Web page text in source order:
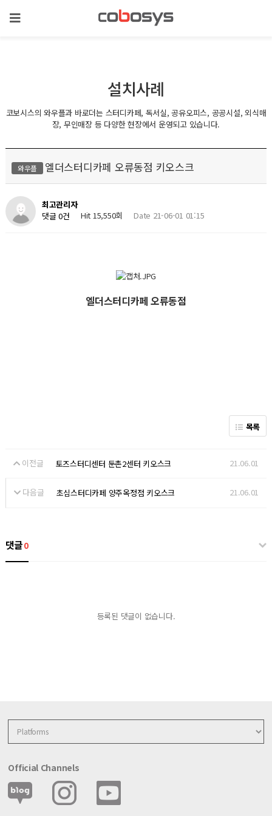
설치사례
코보시스의 와우플과 바로더는 스터디카페, 독서실, 공유오피스, 공공시설, 외식매
장, 무인매장 등 다양한 현장에서 운영되고 있습니다.
와우플 엘더스터디카페 오류동점 키오스크
최고관리자
댓글 0건
Hit 15,550회 Date 21-06-01 01:15
엘더스터디카페 오류동점
목록
이전글 토즈스터디센터 둔촌2센터 키오스크 21.06.01
다음글 초심스터디카페 양주옥정점 키오스크 21.06.01
댓글0
등록된 댓글이 없습니다.
Official Channels